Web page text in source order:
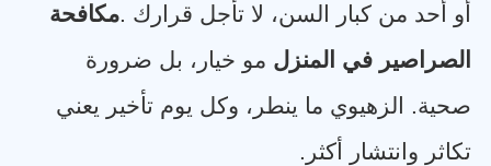
أو أحد من كبار السن، لا تأجل قرارك .مكافحة
الصراصير في المنزل مو خيار، بل ضرورة
صحية. الزهيوي ما ينطر، وكل يوم تأخير يعني
تكاثر وانتشار أكثر .